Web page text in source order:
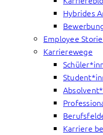
Hybrides
Employee
Karrierewege
Karriere